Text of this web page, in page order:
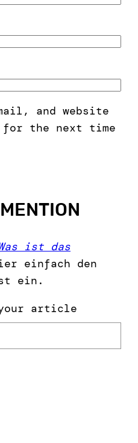
and website
the next time
ist das
einfach den
ein.
your article